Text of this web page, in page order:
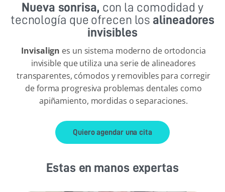
Nueva sonrisa, con la comodidad y
tecnología que ofrecen los alineadores
invisibles
Invisalign es un sistema moderno de ortodoncia
invisible que utiliza una serie de alineadores
transparentes, cómodos y removibles para corregir
de forma progresiva problemas dentales como
apiñamiento, mordidas o separaciones.
Quiero agendar una cita
Estas en manos expertas